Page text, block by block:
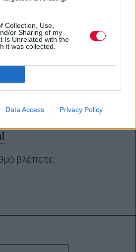
Collection, Use,
or Sharing of my
Is Unrelated with the
it was collected.
Data Access Privacy Policy
βλέπετε;